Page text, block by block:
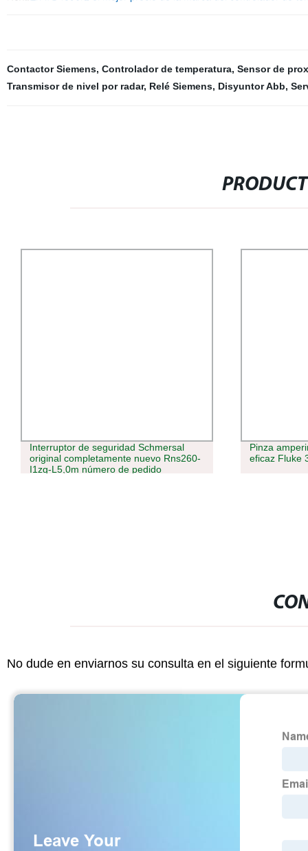
Contactor Siemens, Controlador de temperatura, Sensor de
Transmisor de nivel por radar, Relé Siemens, Disyuntor Abb,
Interruptor de seguridad Schmersal
original completamente nuevo Rns260-
I1zg-L5,0m número de pedido
Pinza
eficaz Fluke
No dude en enviarnos su consulta en el siguiente